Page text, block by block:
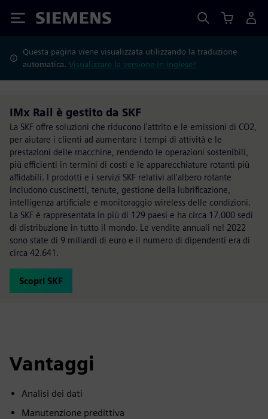
Siemens
Questa pagina viene visualizzata utilizzando la traduzione
automatica.Visualizzare la versione in inglese?
IMx Rail è gestito da SKF
La SKF offre soluzioni che riducono l'attrito e le emissioni di CO2,
per aiutare i clienti ad aumentare i tempi di attività e le
prestazioni delle macchine, rendendo le operazioni sostenibili,
più efficienti in termini di costi e le apparecchiature rotanti più
affidabili. I prodotti e i servizi SKF relativi all'albero rotante
includono cuscinetti, tenute, gestione della lubrificazione,
intelligenza artificiale e monitoraggio wireless delle condizioni.
La SKF è rappresentata in più di 129 paesi e ha circa 17.000 sedi
di distribuzione in tutto il mondo. Le vendite annuali nel 2022
sono state di 9 miliardi di euro e il numero di dipendenti era di
circa 42.641.
Scopri SKF
Vantaggi
Analisi dei dati
Manutenzione predittiva